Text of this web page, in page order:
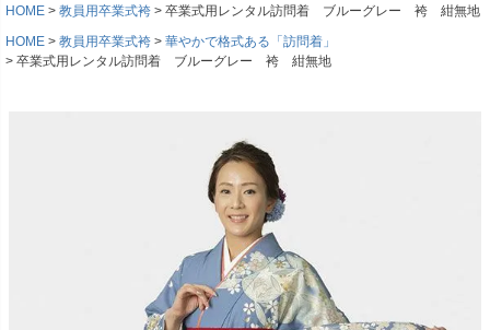
HOME 教員用卒業式袴
卒業式用レンタル訪問着 ブルーグレー 袴 紺無地
HOME
教員用卒業式袴
華やかで格式ある「訪問着」
卒業式用レンタル訪問着 ブルーグレー 袴 紺無地